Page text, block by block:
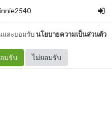
และยอมรับนโยบายความเป็นส่วนตัว
มรับ ไม่ยอมรับ
/